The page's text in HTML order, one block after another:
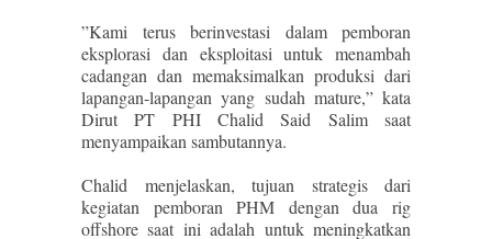
”Kami terus berinvestasi dalam pemboran
eksplorasi dan eksploitasi untuk menambah
cadangan dan memaksimalkan produksi dari
lapangan-lapangan yang sudah mature,” kata
Dirut PT PHI Chalid Said Salim saat
menyampaikan sambutannya.
Chalid menjelaskan, tujuan strategis dari
kegiatan pemboran PHM dengan dua rig
offshore saat ini adalah untuk meningkatkan